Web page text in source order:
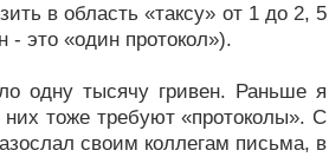
в область «таксу» от 1 до 2, 5
- это «один протокол»).
одну тысячу гривен. Раньше я
тоже требуют «протоколы». С
своим коллегам письма, в